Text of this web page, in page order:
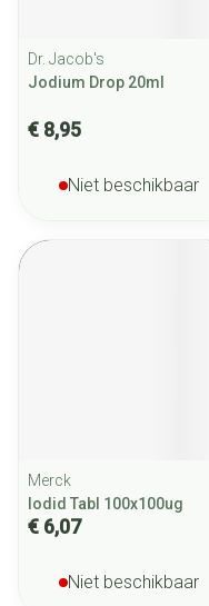
Dr. Jacob's
Jodium Drop 20ml
€ 8,95
Niet beschikbaar
Merck
Iodid Tabl 100x100ug
€ 6,07
Niet beschikbaar